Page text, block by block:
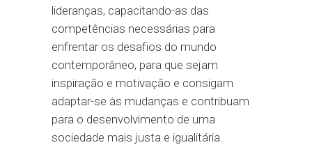
lideranças, capacitando-as das
competências necessárias para
enfrentar os desafios do mundo
contemporâneo, para que sejam
inspiração e motivação e consigam
adaptar-se às mudanças e contribuam
para o desenvolvimento de uma
sociedade mais justa e igualitária.